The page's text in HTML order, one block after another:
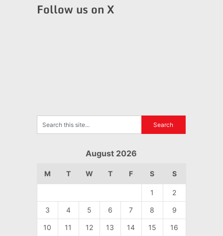
Follow us on X
August 2026
M T W T F S S
1 2
3 4 5 6 7 8 9
10 11 12 13 14 15 16